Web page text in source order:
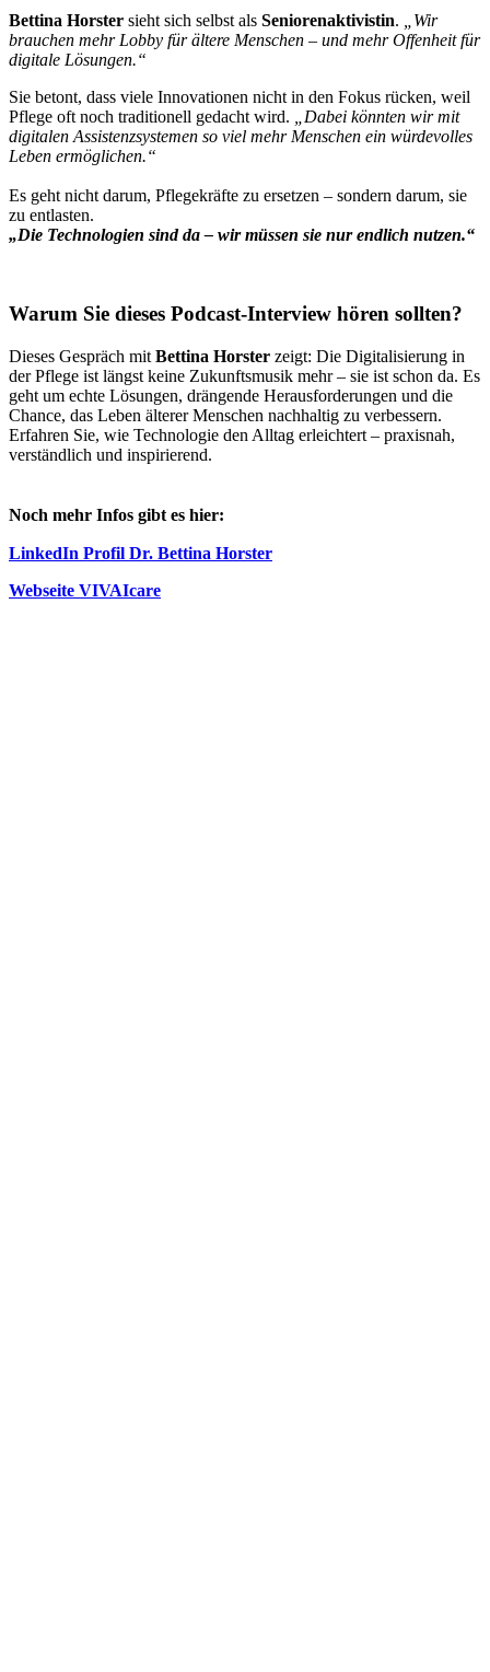
Bettina Horster sieht sich selbst als Seniorenaktivistin.
„Wir
brauchen mehr Lobby für ältere Menschen – und mehr Offenheit für
digitale Lösungen.“
Sie betont, dass viele Innovationen nicht in den Fokus rücken, weil
Pflege oft noch traditionell gedacht wird.
„Dabei könnten wir mit
digitalen Assistenzsystemen so viel mehr Menschen ein würdevolles
Leben ermöglichen.“
Es geht nicht darum, Pflegekräfte zu ersetzen – sondern darum, sie
zu entlasten.
„Die Technologien sind da – wir müssen sie nur endlich nutzen.“
Warum Sie dieses Podcast-Interview hören sollten?
Dieses Gespräch mit Bettina Horster zeigt: Die Digitalisierung in
der Pflege ist längst keine Zukunftsmusik mehr – sie ist schon da. Es
geht um echte Lösungen, drängende Herausforderungen und die
Chance, das Leben älterer Menschen nachhaltig zu verbessern.
Erfahren Sie, wie Technologie den Alltag erleichtert – praxisnah,
verständlich und inspirierend.
Noch mehr Infos gibt es hier:
LinkedIn Profil Dr. Bettina Horster
Webseite VIVAIcare